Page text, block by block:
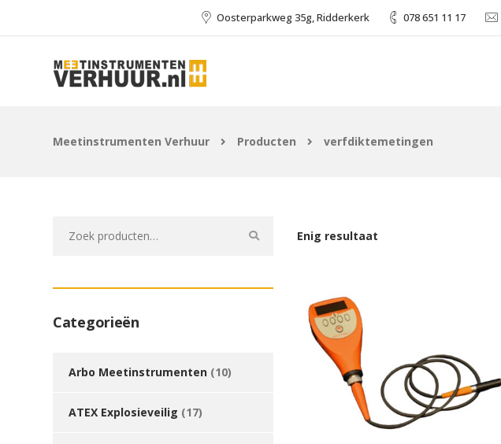
Oosterparkweg 35g, Ridderkerk 078 651 11 17
Meetinstrumenten Verhuur Producten verfdiktemetingen
naar:
Categorieën
Arbo Meetinstrumenten (10)
ATEX Explosieveilig (17)
Enig resultaat